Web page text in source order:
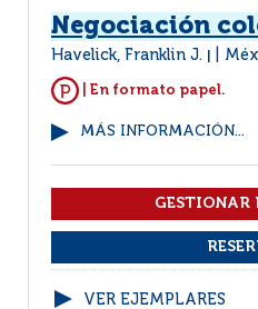
Negociación
Havelick, Franklin J.
| En formato papel.
MÁS INFORMACIÓN...
VER EJEMPLARES